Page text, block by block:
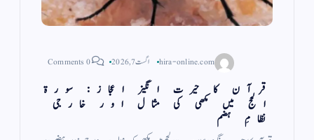
hira-online.com اگست 7, 2026 0 Comments
قرآن کا حیرت انگیز اعجاز: سورۃ
الحج میں مکھی کی مثال اور خارجی
نظامِ ہضم